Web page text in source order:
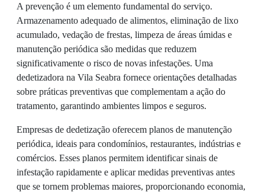
A prevenção é um elemento fundamental do serviço.
Armazenamento adequado de alimentos, eliminação de lixo
acumulado, vedação de frestas, limpeza de áreas úmidas e
manutenção periódica são medidas que reduzem
significativamente o risco de novas infestações. Uma
dedetizadora na Vila Seabra fornece orientações detalhadas
sobre práticas preventivas que complementam a ação do
tratamento, garantindo ambientes limpos e seguros.
Empresas de dedetização oferecem planos de manutenção
periódica, ideais para condomínios, restaurantes, indústrias e
comércios. Esses planos permitem identificar sinais de
infestação rapidamente e aplicar medidas preventivas antes
que se tornem problemas maiores, proporcionando economia,